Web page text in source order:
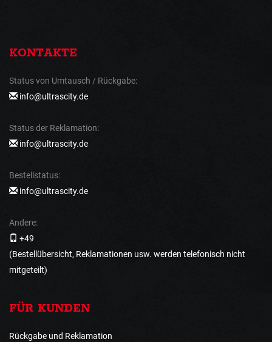
KONTAKTE
Status von Umtausch / Rückgabe:
info@ultrascity.de
Status der Reklamation:
info@ultrascity.de
Bestellstatus:
info@ultrascity.de
Andere:
+49
(Bestellübersicht, Reklamationen usw. werden telefonisch nicht
mitgeteilt)
FÜR KUNDEN
Rückgabe und Reklamation